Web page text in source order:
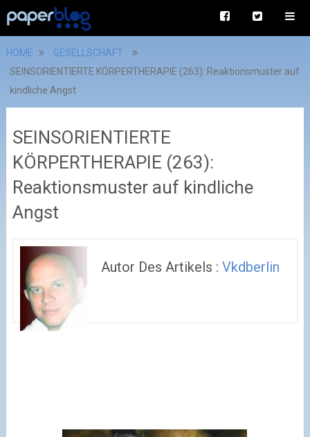
HOME
GESELLSCHAFT
SEINSORIENTIERTE KÖRPERTHERAPIE (263): Reaktionsmuster auf
kindliche Angst
SEINSORIENTIERTE
KÖRPERTHERAPIE (263):
Reaktionsmuster auf kindliche
Angst
Autor Des Artikels :Vkdberlin